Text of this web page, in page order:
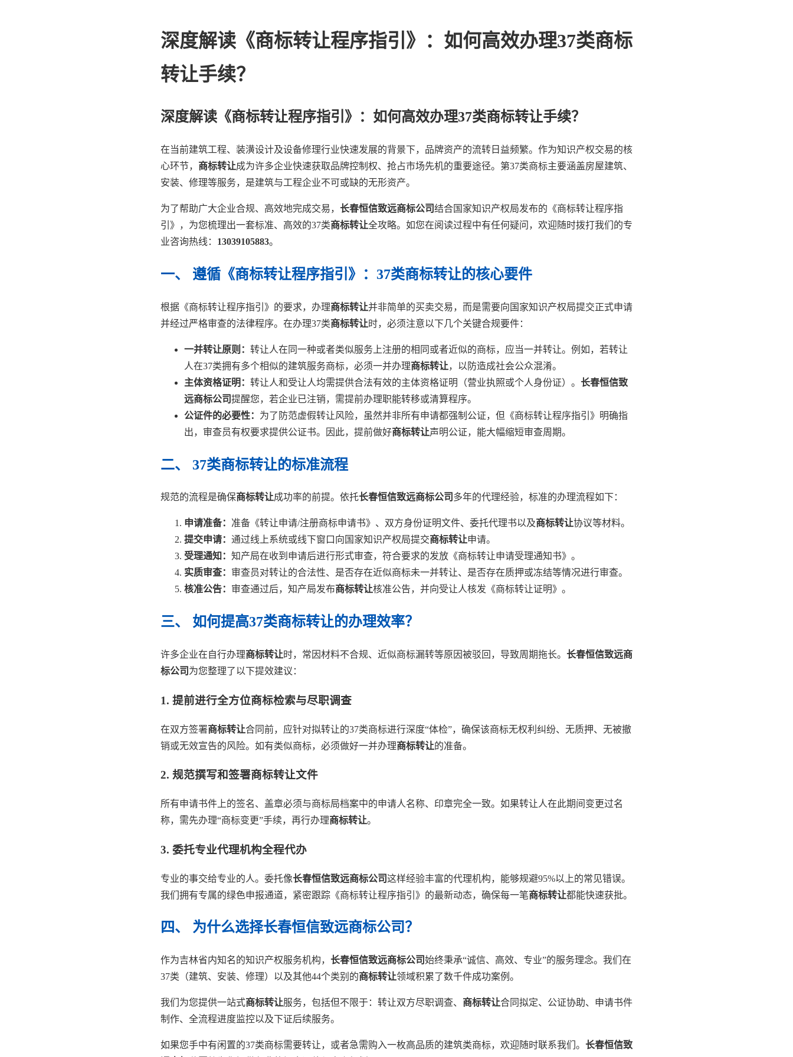
深度解读《商标转让程序指引》：如何高效办理37类商标
转让手续？
深度解读《商标转让程序指引》：如何高效办理37类商标转让手续？
在当前建筑工程、装潢设计及设备修理行业快速发展的背景下，品牌资产的流转日益频繁。作为知识产权交易的核
心环节， 商标转让成为许多企业快速获取品牌控制权、抢占市场先机的重要途径。第37类商标主要涵盖房屋建筑、
安装、修理等服务，是建筑与工程企业不可或缺的无形资产。
为了帮助广大企业合规、高效地完成交易， 长春恒信致远商标公司结合国家知识产权局发布的《商标转让程序指
引》，为您梳理出一套标准、高效的37类商标转让全攻略。如您在阅读过程中有任何疑问，欢迎随时拨打我们的专
业咨询热线： 13039105883。
一、 遵循《商标转让程序指引》：37类商标转让的核心要件
根据《商标转让程序指引》的要求，办理商标转让并非简单的买卖交易，而是需要向国家知识产权局提交正式申请
并经过严格审查的法律程序。在办理37类商标转让时，必须注意以下几个关键合规要件：
一并转让原则： 转让人在同一种或者类似服务上注册的相同或者近似的商标，应当一并转让。例如，若转让
人在37类拥有多个相似的建筑服务商标，必须一并办理商标转让，以防造成社会公众混淆。
主体资格证明： 转让人和受让人均需提供合法有效的主体资格证明（营业执照或个人身份证）。 长春恒信致
远商标公司提醒您，若企业已注销，需提前办理职能转移或清算程序。
公证件的必要性： 为了防范虚假转让风险，虽然并非所有申请都强制公证，但《商标转让程序指引》明确指
出，审查员有权要求提供公证书。因此，提前做好商标转让声明公证，能大幅缩短审查周期。
二、 37类商标转让的标准流程
规范的流程是确保商标转让成功率的前提。依托长春恒信致远商标公司 多年的代理经验，标准的办理流程如下：
申请准备： 准备《转让申请/注册商标申请书》、双方身份证明文件、委托代理书以及商标转让协议等材料。
提交申请： 通过线上系统或线下窗口向国家知识产权局提交商标转让申请。
受理通知： 知产局在收到申请后进行形式审查，符合要求的发放《商标转让申请受理通知书》。
实质审查： 审查员对转让的合法性、是否存在近似商标未一并转让、是否存在质押或冻结等情况进行审查。
核准公告： 审查通过后，知产局发布商标转让核准公告，并向受让人核发《商标转让证明》。
三、 如何提高37类商标转让的办理效率？
许多企业在自行办理商标转让时，常因材料不合规、近似商标漏转等原因被驳回，导致周期拖长。 长春恒信致远商
标公司 为您整理了以下提效建议：
1. 提前进行全方位商标检索与尽职调查
在双方签署商标转让合同前，应针对拟转让的37类商标进行深度“体检”，确保该商标无权利纠纷、无质押、无被撤
销或无效宣告的风险。如有类似商标，必须做好一并办理商标转让的准备。
2. 规范撰写和签署商标转让文件
所有申请书件上的签名、盖章必须与商标局档案中的申请人名称、印章完全一致。如果转让人在此期间变更过名
称，需先办理“商标变更”手续，再行办理商标转让。
3. 委托专业代理机构全程代办
专业的事交给专业的人。委托像长春恒信致远商标公司这样经验丰富的代理机构，能够规避95%以上的常见错误。
我们拥有专属的绿色申报通道，紧密跟踪《商标转让程序指引》的最新动态，确保每一笔商标转让都能快速获批。
四、 为什么选择长春恒信致远商标公司？
作为吉林省内知名的知识产权服务机构， 长春恒信致远商标公司始终秉承“诚信、高效、专业”的服务理念。我们在
37类（建筑、安装、修理）以及其他44个类别的商标转让领域积累了数千件成功案例。
我们为您提供一站式商标转让服务，包括但不限于：转让双方尽职调查、 商标转让合同拟定、公证协助、申请书件
制作、全流程进度监控以及下证后续服务。
如果您手中有闲置的37类商标需要转让，或者急需购入一枚高品质的建筑类商标，欢迎随时联系我们。 长春恒信致